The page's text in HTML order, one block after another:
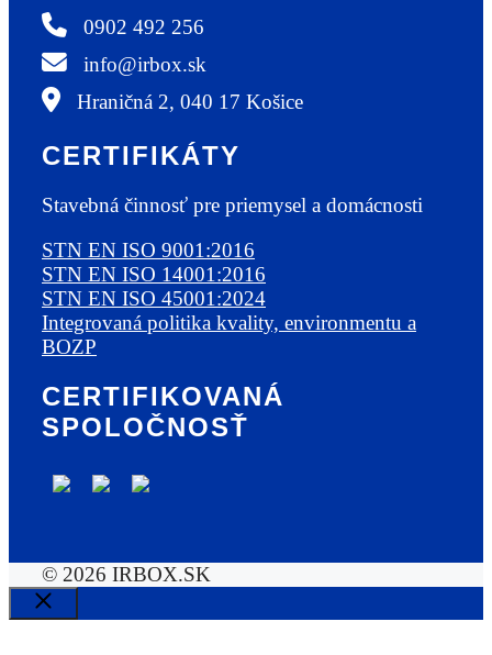
0902 492 256
info@irbox.sk
Hraničná 2, 040 17 Košice
CERTIFIKÁTY
Stavebná činnosť pre priemysel a domácnosti
STN EN ISO 9001:2016
STN EN ISO 14001:2016
STN EN ISO 45001:2024
Integrovaná politika kvality, environmentu a
BOZP
CERTIFIKOVANÁ
SPOLOČNOSŤ
© 2026 IRBOX.SK
Close